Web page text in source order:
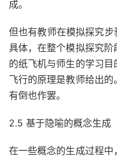
成。
但也有教师在模拟探究
具体，在整个模拟探究
的纸飞机与师生的学习
飞行的原理是教师给出
有倒也作罢。
2.5 基于隐喻的概念生成
在一些概念的生成过程